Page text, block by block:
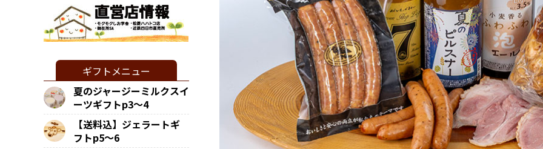
ギフトメニュー
夏のジャージーミルクスイ
ーツギフトp3～4
【送料込】ジェラートギ
フトp5～6